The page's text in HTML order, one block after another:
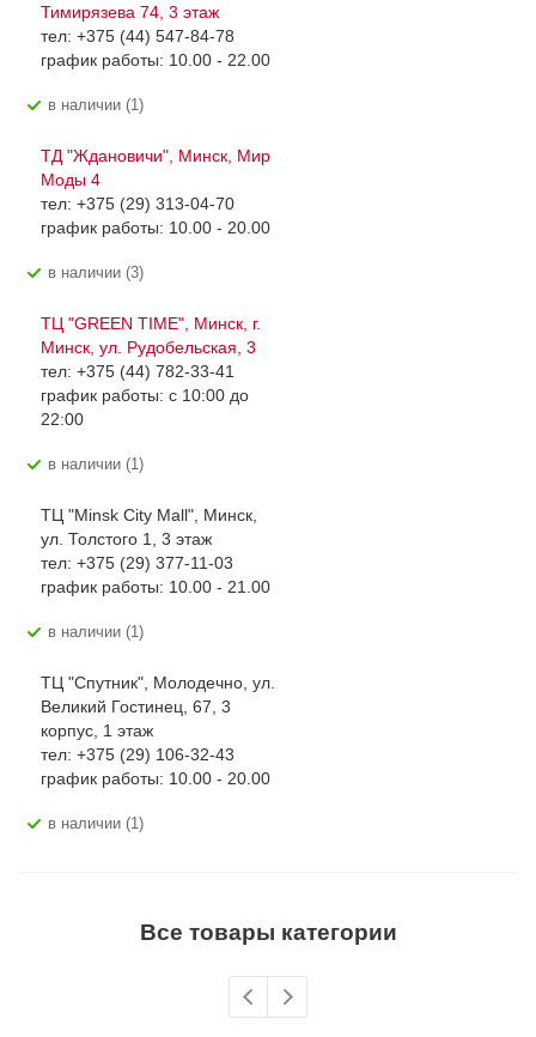
Тимирязева 74, 3 этаж
тел: +375 (44) 547-84-78
график работы: 10.00 - 22.00
В наличии (1)
ТД "Ждановичи", Минск, Мир
Моды 4
тел: +375 (29) 313-04-70
график работы: 10.00 - 20.00
В наличии (3)
ТЦ "GREEN TIME", Минск, г.
Минск, ул. Рудобельская, 3
тел: +375 (44) 782-33-41
график работы: с 10:00 до
22:00
В наличии (1)
ТЦ "Minsk City Mall", Минск,
ул. Толстого 1, 3 этаж
тел: +375 (29) 377-11-03
график работы: 10.00 - 21.00
В наличии (1)
ТЦ "Спутник", Молодечно, ул.
Великий Гостинец, 67, 3
корпус, 1 этаж
тел: +375 (29) 106-32-43
график работы: 10.00 - 20.00
В наличии (1)
Все товары категории